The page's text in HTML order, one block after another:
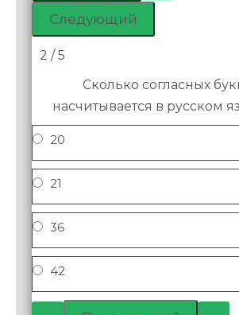
2 / 5
Сколько согласных
насчитывается в русском
20
21
36
42